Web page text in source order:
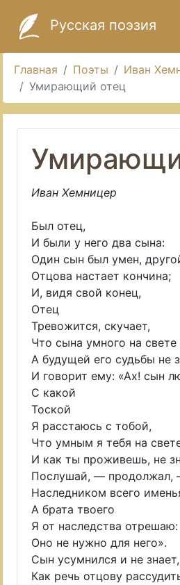
Русская поэзия
Главная Поэты
Иван
Умирающий отец
Иван Хемницер
Был отец,
И были у него два сына:
Один сын был умен,
Отцова настает кончина;
И, видя свой конец,
Отец
Тревожится, скучает,
Что сына умного на свете
А будущей его судьбы не
И говорит ему: «Ах! сын
С какой
Тоской
Я расстаюсь с тобой,
Что умным я тебя на
И как ты проживешь, не
Послушай, — продолжал,
Наследником всего
А брата твоего
Я от наследства отрешаю:
Оно не нужно для него».
Сын усумнился и не знает,
Как речь отцову